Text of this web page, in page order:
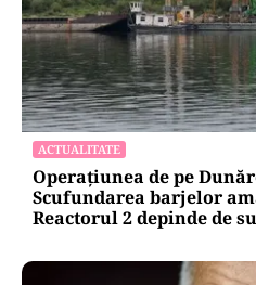
ACTUALITATE
Operațiunea de pe
Scufundarea barjelor
Reactorul 2 depinde de